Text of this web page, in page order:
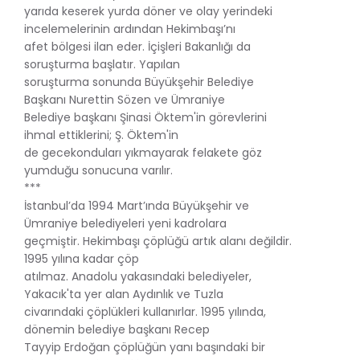
yarıda keserek yurda döner ve olay yerindeki
incelemelerinin ardından Hekimbaşı’nı
afet bölgesi ilan eder. İçişleri Bakanlığı da
soruşturma başlatır. Yapılan
soruşturma sonunda Büyükşehir Belediye
Başkanı Nurettin Sözen ve Ümraniye
Belediye başkanı Şinasi Öktem'in görevlerini
ihmal ettiklerini; Ş. Öktem'in
de gecekonduları yıkmayarak felakete göz
yumduğu sonucuna varılır.
***
İstanbul’da 1994 Mart’ında Büyükşehir ve
Ümraniye belediyeleri yeni kadrolara
geçmiştir. Hekimbaşı çöplüğü artık alanı değildir.
1995 yılına kadar çöp
atılmaz. Anadolu yakasındaki belediyeler,
Yakacık'ta yer alan Aydınlık ve Tuzla
civarındaki çöplükleri kullanırlar. 1995 yılında,
dönemin belediye başkanı Recep
Tayyip Erdoğan çöplüğün yanı başındaki bir